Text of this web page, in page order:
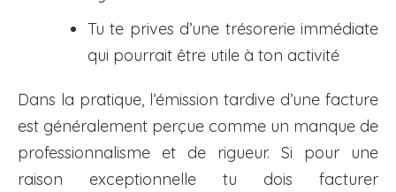
Tu te prives d’une trésorerie immédiate
qui pourrait être utile à ton activité
Dans la pratique, l’émission tardive d’une facture
est généralement perçue comme un manque de
professionnalisme et de rigueur. Si pour une
raison exceptionnelle tu dois facturer